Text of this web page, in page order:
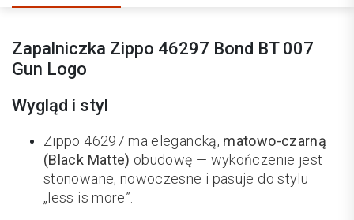
Zapalniczka Zippo 46297 Bond BT 007
Gun Logo
Wygląd i styl
Zippo 46297 ma elegancką, matowo-czarną
(Black Matte) obudowę — wykończenie jest
stonowane, nowoczesne i pasuje do stylu
„less is more”.